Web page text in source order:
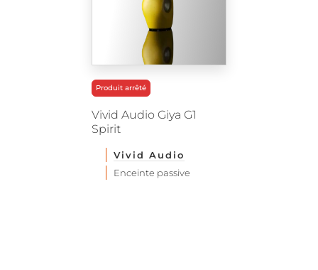
Produit arrêté
Vivid Audio Giya G1
Spirit
Vivid Audio
Enceinte passive